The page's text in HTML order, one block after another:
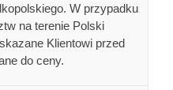
W przypadku
na terenie Polski
Klientowi przed
do ceny.